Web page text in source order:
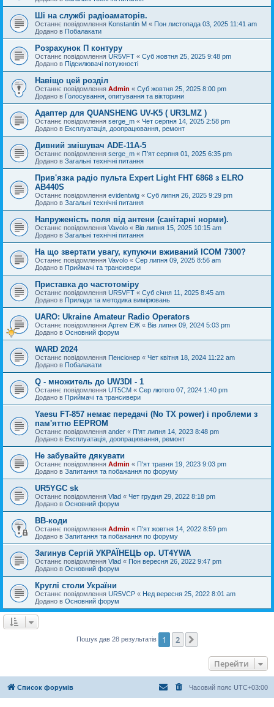
Ші на службі радіоаматорів.
Останнє повідомлення Konstantin M « Пон листопада 03, 2025 11:41 am
Додано в Побалакати
Розрахунок П контуру
Останнє повідомлення UR5VFT « Суб жовтня 25, 2025 9:48 pm
Додано в Підсилювачі потужності
Навіщо цей розділ
Останнє повідомлення Admin « Суб жовтня 25, 2025 8:00 pm
Додано в Голосування, опитування та вікторини
Адаптер для QUANSHENG UV-K5 ( UR3LMZ )
Останнє повідомлення serge_m « Чет серпня 14, 2025 2:58 pm
Додано в Експлуатація, доопрацювання, ремонт
Дивний змішувач ADE-11A-5
Останнє повідомлення serge_m « П'ят серпня 01, 2025 6:35 pm
Додано в Загальні технічні питання
Прив'язка радіо пульта Expert Light FHT 6868 з ELRO
AB440S
Останнє повідомлення evidentwig « Суб липня 26, 2025 9:29 pm
Додано в Загальні технічні питання
Напруженість поля від антени (санітарні норми).
Останнє повідомлення Vavolo « Вів липня 15, 2025 10:15 am
Додано в Загальні технічні питання
На що звертати увагу, купуючи вживаний ICOM 7300?
Останнє повідомлення Vavolo « Сер липня 09, 2025 8:56 am
Додано в Приймачі та трансивери
Приставка до частотоміру
Останнє повідомлення UR5VFT « Суб січня 11, 2025 8:45 am
Додано в Прилади та методика вимірювань
UARO: Ukraine Аmateur Radio Operators
Останнє повідомлення Артем ЕЖ « Вів липня 09, 2024 5:03 pm
Додано в Основний форум
WARD 2024
Останнє повідомлення Пенсіонер « Чет квітня 18, 2024 11:22 am
Додано в Побалакати
Q - множитель до UW3DI - 1
Останнє повідомлення UT5CM « Сер лютого 07, 2024 1:40 pm
Додано в Приймачі та трансивери
Yaesu FT-857 немає передачі (No TX power) і проблеми з
пам'яттю EEPROM
Останнє повідомлення ander « П'ят липня 14, 2023 8:48 pm
Додано в Експлуатація, доопрацювання, ремонт
Не забувайте дякувати
Останнє повідомлення Admin « П'ят травня 19, 2023 9:03 pm
Додано в Запитання та побажання по форуму
UR5YGC sk
Останнє повідомлення Vlad « Чет грудня 29, 2022 8:18 pm
Додано в Основний форум
BB-коди
Останнє повідомлення Admin « П'ят жовтня 14, 2022 8:59 pm
Додано в Запитання та побажання по форуму
Загинув Сергій УКРАЇНЕЦЬ op. UT4YWA
Останнє повідомлення Vlad « Пон вересня 26, 2022 9:47 pm
Додано в Основний форум
Круглі столи України
Останнє повідомлення UR5VCP « Нед вересня 25, 2022 8:01 am
Додано в Основний форум
Пошук дав 28 результатів 1 2
Перейти
Список форумів Часовий пояс UTC+03:00